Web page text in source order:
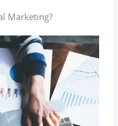
Marketing?